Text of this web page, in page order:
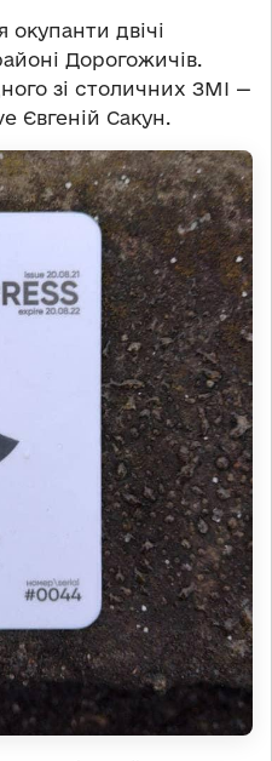
двічі
Дорогожичів.
зі столичних ЗМІ —
Євгеній Сакун.